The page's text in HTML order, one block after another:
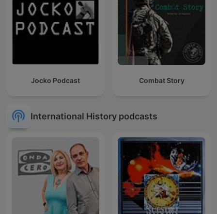
Jocko Podcast Combat Story
International History podcasts